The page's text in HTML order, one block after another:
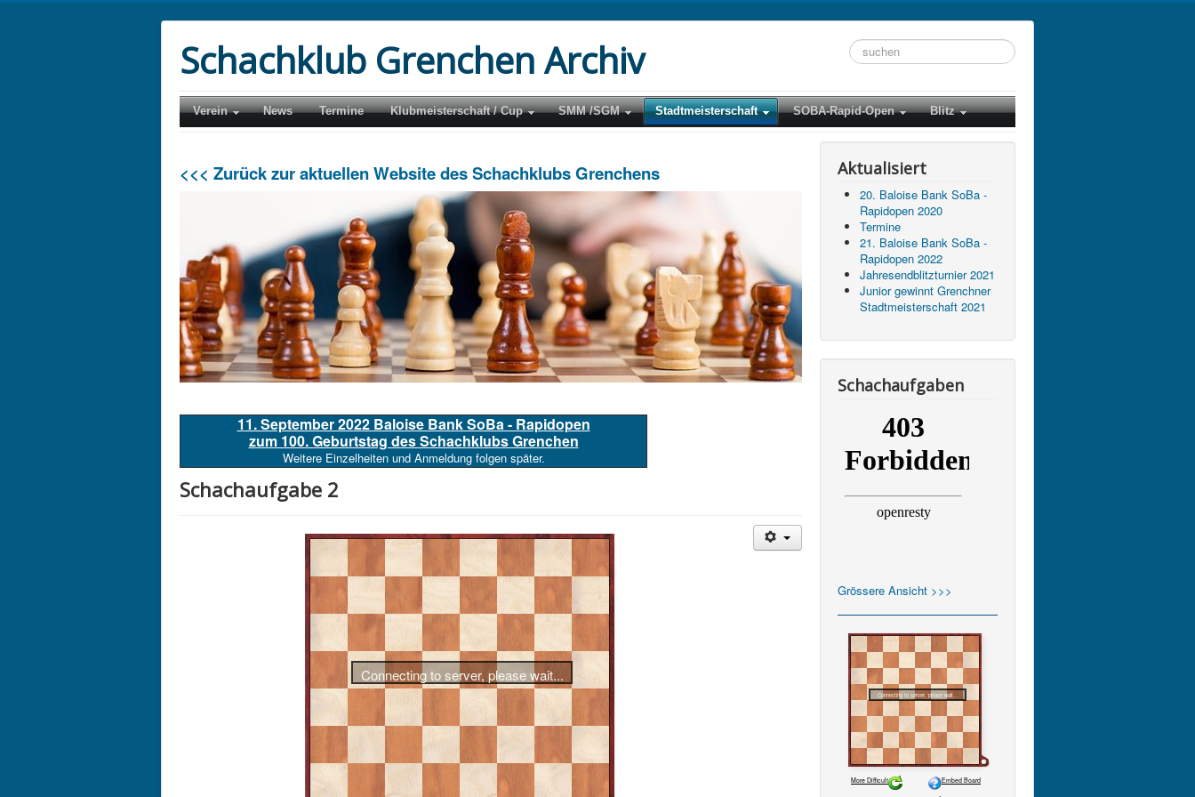
Schachklub Grenchen Archiv
Suchen
...
Verein News Termine Klubmeisterschaft / Cup SMM /SGM Stadtmeisterschaft SOBA-Rapid-Open Blitz
<<< Zurück zur aktuellen Website des Schachklubs Grenchens
11. September 2022 Baloise Bank SoBa - Rapidopen
zum 100. Geburtstag des Schachklubs Grenchen
Weitere Einzelheiten und Anmeldung folgen später.
Schachaufgabe 2
Aktualisiert
20. Baloise Bank SoBa -
Rapidopen 2020
Termine
21. Baloise Bank SoBa -
Rapidopen 2022
Jahresendblitzturnier 2021
Junior gewinnt Grenchner
Stadtmeisterschaft 2021
Schachaufgaben
Grössere Ansicht >>>